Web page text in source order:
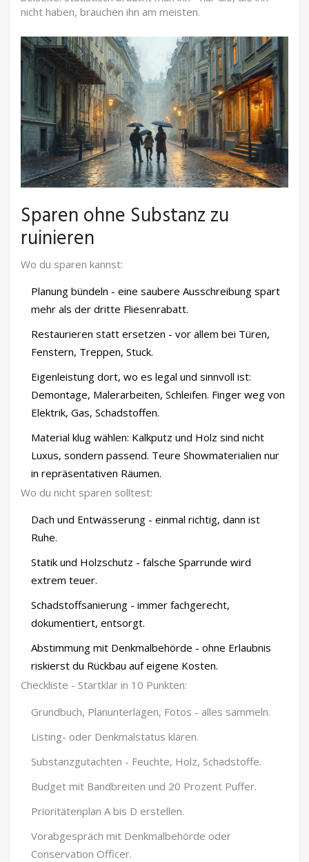
nicht haben, brauchen ihn am meisten.
Sparen ohne Substanz zu
ruinieren
Wo du sparen kannst:
Planung bündeln - eine saubere Ausschreibung spart
mehr als der dritte Fliesenrabatt.
Restaurieren statt ersetzen - vor allem bei Türen,
Fenstern, Treppen, Stuck.
Eigenleistung dort, wo es legal und sinnvoll ist:
Demontage, Malerarbeiten, Schleifen. Finger weg von
Elektrik, Gas, Schadstoffen.
Material klug wählen: Kalkputz und Holz sind nicht
Luxus, sondern passend. Teure Showmaterialien nur
in repräsentativen Räumen.
Wo du nicht sparen solltest:
Dach und Entwässerung - einmal richtig, dann ist
Ruhe.
Statik und Holzschutz - falsche Sparrunde wird
extrem teuer.
Schadstoffsanierung - immer fachgerecht,
dokumentiert, entsorgt.
Abstimmung mit Denkmalbehörde - ohne Erlaubnis
riskierst du Rückbau auf eigene Kosten.
Checkliste - Startklar in 10 Punkten:
Grundbuch, Planunterlagen, Fotos - alles sammeln.
Listing- oder Denkmalstatus klären.
Substanzgutachten - Feuchte, Holz, Schadstoffe.
Budget mit Bandbreiten und 20 Prozent Puffer.
Prioritätenplan A bis D erstellen.
Vorabgespräch mit Denkmalbehörde oder
Conservation Officer.